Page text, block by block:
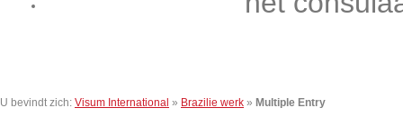
U bevindt zich: Visum International » Brazilie werk » Multiple Entry